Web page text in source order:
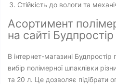
Стійкість до вологи та
Асортимент
на сайті Будпростір
В інтернет-магазині
вибір полімерної шпаклівки
та 20 л. Це дозволяє підібрати